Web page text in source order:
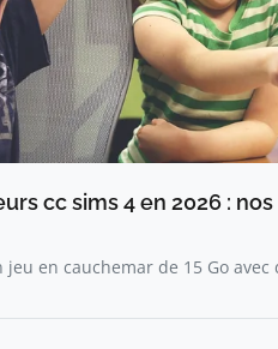
cc sims 4 en 2026 :
en cauchemar de 15 Go